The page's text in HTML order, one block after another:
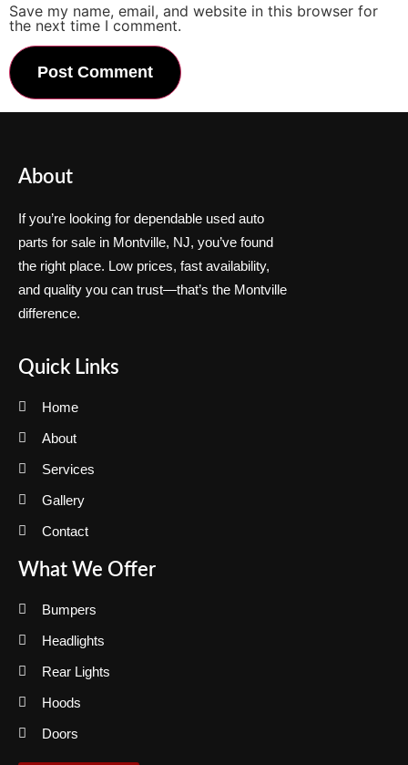
Save my name, email, and website in this browser for
the next time I comment.
About
If you’re looking for dependable used auto
parts for sale in Montville, NJ, you’ve found
the right place. Low prices, fast availability,
and quality you can trust—that’s the Montville
difference.
Quick Links
Home
About
Services
Gallery
Contact
What We Offer
Bumpers
Headlights
Rear Lights
Hoods
Doors